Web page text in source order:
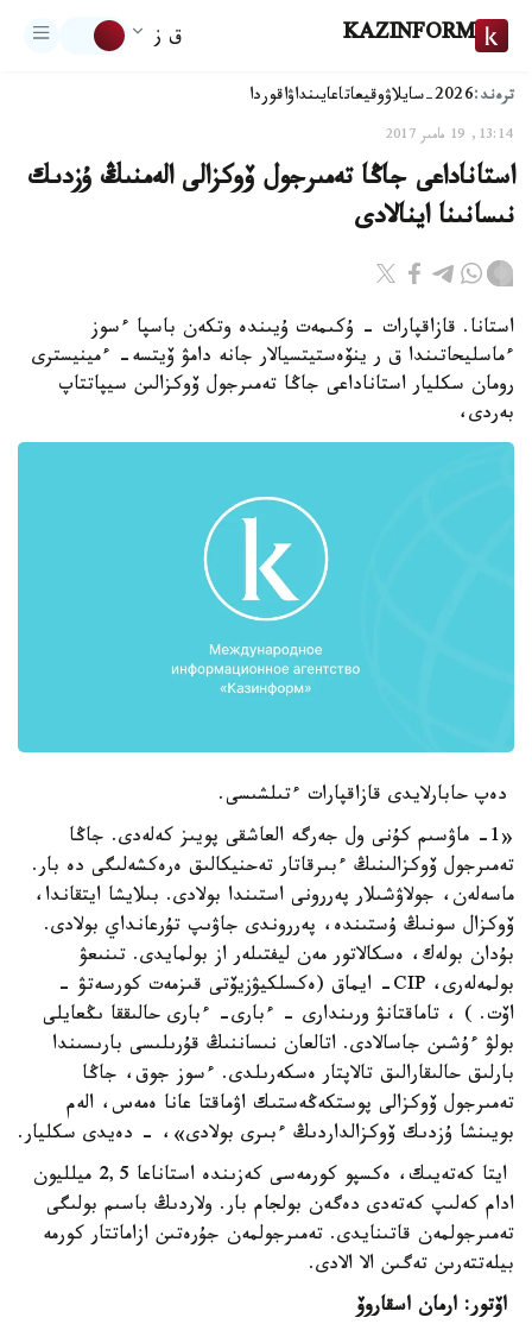
KAZINFORM ق ز
ترەند:2026-سايلاۋ وقيعاتاعايىنداۋاقوردا
13:14, 19 مامىر 2017
استاناداعى جاڭا تەمىرجول ۆوكزالى الەمنىڭ ۇزدىك
نىسانىنا اينالادى
استانا. قازاقپارات - ۇكىمەت ۇيىندە وتكەن باسپا ءسوز
ءماسليحاتىندا ق ر ينۆەستيتسيالار جانە دامۋ ۆيتسە- ءمينيسترى
رومان سكليار استاناداعى جاڭا تەمىرجول ۆوكزالىن سيپاتتاپ
بەردى،
دەپ حابارلايدى قازاقپارات ءتىلشىسى.
«1- ماۋسىم كۇنى ول جەرگە العاشقى پويىز كەلەدى. جاڭا
تەمىرجول ۆوكزالىنىڭ ءبىرقاتار تەحنيكالىق ەرەكشەلىگى دە بار.
ماسەلەن، جولاۋشىلار پەررونى استىندا بولادى. بىلايشا ايتقاندا،
ۆوكزال سونىڭ ۇستىندە، پەرروندى جاۋىپ تۇرعانداي بولادى.
بۇدان بولەك، ەسكالاتور مەن ليفتىلەر از بولمايدى. تىنىعۋ
بولمەلەرى، CIP- ايماق (ەكسلكيۋزيۆتى قىزمەت كورسەتۋ -
اۆت. ) ، تاماقتانۋ ورىندارى - ءبارى- ءبارى حالىققا ىڭعايلى
بولۋ ءۇشىن جاسالادى. اتالعان نىساننىڭ قۇرىلىسى بارىسىندا
بارلىق حالىقارالىق تالاپتار ەسكەرىلدى. ءسوز جوق، جاڭا
تەمىرجول ۆوكزالى پوستكەڭەستىك اۋماقتا عانا ەمەس، الەم
بويىنشا ۇزدىك ۆوكزالداردىڭ ءبىرى بولادى»، - دەيدى سكليار.
ايتا كەتەيىك، ەكسپو كورمەسى كەزىندە استاناعا 2,5 ميلليون
ادام كەلىپ كەتەدى دەگەن بولجام بار. ولاردىڭ باسىم بولىگى
تەمىرجولمەن قاتىنايدى. تەمىرجولمەن جۇرەتىن ازاماتتار كورمە
بيلەتتەرىن تەگىن الا الادى.
اۆتور: ارمان اسقاروۆ